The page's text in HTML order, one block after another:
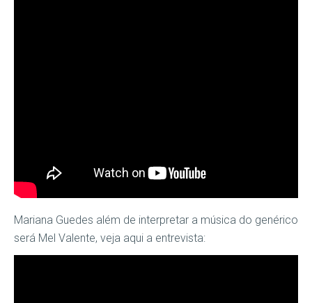
Mariana Guedes além de interpretar a música do genérico
será Mel Valente, veja aqui a entrevista: